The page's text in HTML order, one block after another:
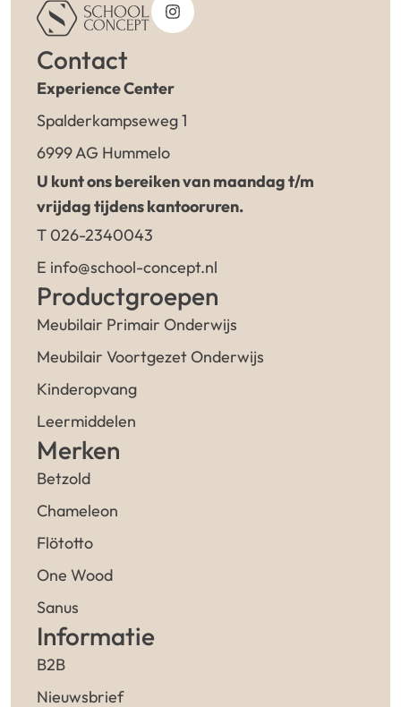
Contact
Experience Center
Spalderkampseweg 1
6999 AG Hummelo
U kunt ons bereiken van maandag t/m
vrijdag tijdens kantooruren.
T 026-2340043
E info@school-concept.nl
Productgroepen
Meubilair Primair Onderwijs
Meubilair Voortgezet Onderwijs
Kinderopvang
Leermiddelen
Merken
Betzold
Chameleon
Flötotto
One Wood
Sanus
Informatie
B2B
Nieuwsbrief